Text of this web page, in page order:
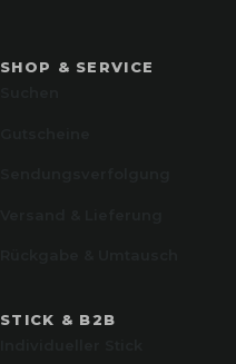
SHOP & SERVICE
STICK & B2B